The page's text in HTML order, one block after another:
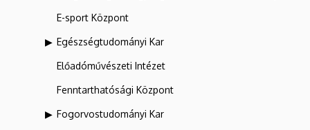
E-sport Központ
Egészségtudományi Kar
Előadóművészeti Intézet
Fenntarthatósági Központ
Fogorvostudományi Kar